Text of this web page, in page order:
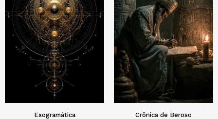
Exogramática
Crônica de Beroso